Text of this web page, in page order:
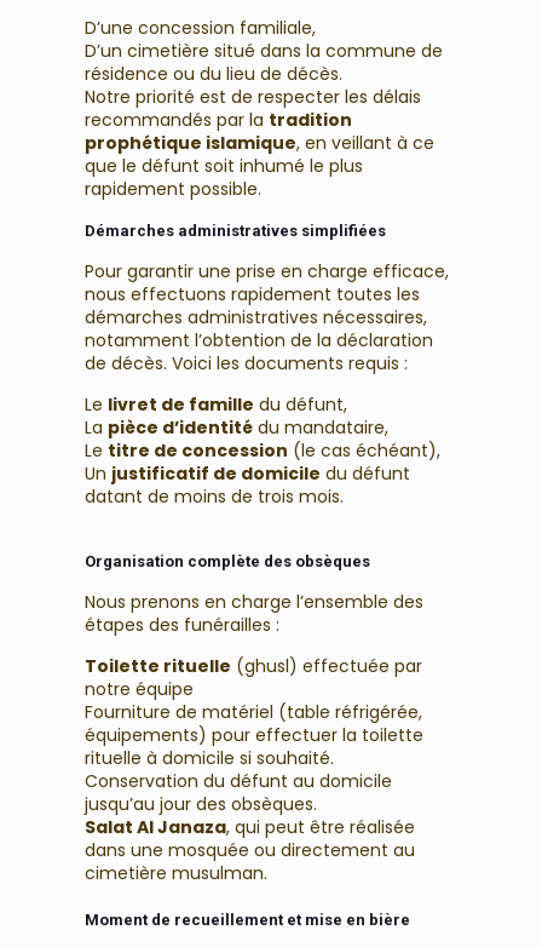
D’une concession familiale,
D’un cimetière situé dans la commune de
résidence ou du lieu de décès.
Notre priorité est de respecter les délais
recommandés par la tradition
prophétique islamique, en veillant à ce
que le défunt soit inhumé le plus
rapidement possible.
Démarches administratives simplifiées
Pour garantir une prise en charge efficace,
nous effectuons rapidement toutes les
démarches administratives nécessaires,
notamment l’obtention de la déclaration
de décès. Voici les documents requis :
Le livret de famille du défunt,
La pièce d’identité du mandataire,
Le titre de concession (le cas échéant),
Un justificatif de domicile du défunt
datant de moins de trois mois.
Organisation complète des obsèques
Nous prenons en charge l’ensemble des
étapes des funérailles :
Toilette rituelle (ghusl) effectuée par
notre équipe
Fourniture de matériel (table réfrigérée,
équipements) pour effectuer la toilette
rituelle à domicile si souhaité.
Conservation du défunt au domicile
jusqu’au jour des obsèques.
Salat Al Janaza, qui peut être réalisée
dans une mosquée ou directement au
cimetière musulman.
Moment de recueillement et mise en bière